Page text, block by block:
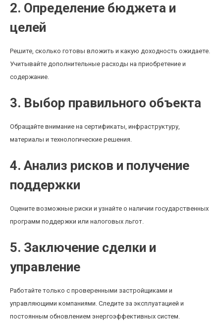
2. Определение бюджета и
целей
Решите, сколько готовы вложить и какую доходность ожидаете.
Учитывайте дополнительные расходы на приобретение и
содержание.
3. Выбор правильного объекта
Обращайте внимание на сертификаты, инфраструктуру,
материалы и технологические решения.
4. Анализ рисков и получение
поддержки
Оцените возможные риски и узнайте о наличии государственных
программ поддержки или налоговых льгот.
5. Заключение сделки и
управление
Работайте только с проверенными застройщиками и
управляющими компаниями. Следите за эксплуатацией и
постоянным обновлением энергоэффективных систем.